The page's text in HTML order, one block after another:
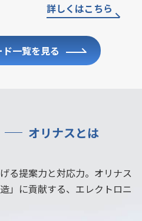
詳しくはこちら
一覧を見る
オリナスとは
る提案力と対応力。 オリナス
」に貢献する、エレクトロニ